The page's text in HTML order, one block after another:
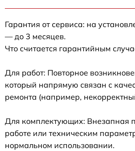
Гарантия от сервиса: на
— до 3 месяцев.
Что считается гарантийным
Для работ: Повторное
который напрямую связан с
ремонта (например,
Для комплектующих: Внезапная
работе или техническим
нормальном использовании.